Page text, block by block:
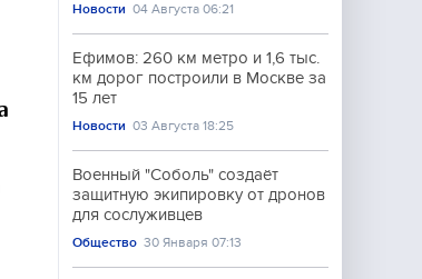
Новости 04 Августа 06:21
Ефимов: 260 км метро и 1,6 тыс.
км дорог построили в Москве за
15 лет
Новости 03 Августа 18:25
Военный "Соболь" создаёт
защитную экипировку от дронов
для сослуживцев
Общество 30 Января 07:13